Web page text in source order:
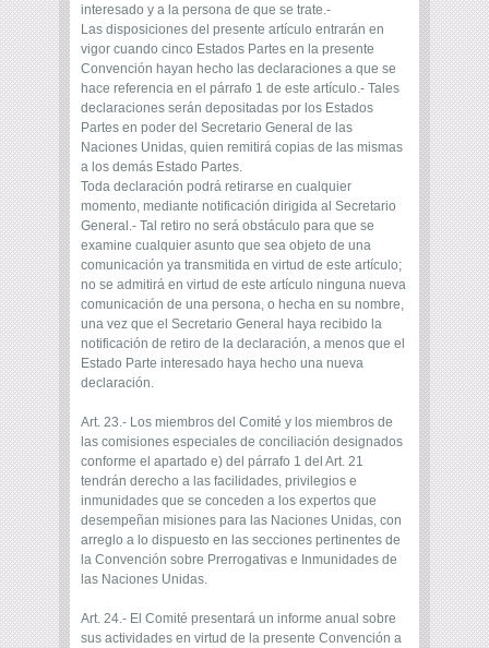
interesado y a la persona de que se trate.-
Las disposiciones del presente artículo entrarán en
vigor cuando cinco Estados Partes en la presente
Convención hayan hecho las declaraciones a que se
hace referencia en el párrafo 1 de este artículo.- Tales
declaraciones serán depositadas por los Estados
Partes en poder del Secretario General de las
Naciones Unidas, quien remitirá copias de las mismas
a los demás Estado Partes.
Toda declaración podrá retirarse en cualquier
momento, mediante notificación dirigida al Secretario
General.- Tal retiro no será obstáculo para que se
examine cualquier asunto que sea objeto de una
comunicación ya transmitida en virtud de este artículo;
no se admitirá en virtud de este artículo ninguna nueva
comunicación de una persona, o hecha en su nombre,
una vez que el Secretario General haya recibido la
notificación de retiro de la declaración, a menos que el
Estado Parte interesado haya hecho una nueva
declaración.
Art. 23.- Los miembros del Comité y los miembros de
las comisiones especiales de conciliación designados
conforme el apartado e) del párrafo 1 del Art. 21
tendrán derecho a las facilidades, privilegios e
inmunidades que se conceden a los expertos que
desempeñan misiones para las Naciones Unidas, con
arreglo a lo dispuesto en las secciones pertinentes de
la Convención sobre Prerrogativas e Inmunidades de
las Naciones Unidas.
Art. 24.- El Comité presentará un informe anual sobre
sus actividades en virtud de la presente Convención a